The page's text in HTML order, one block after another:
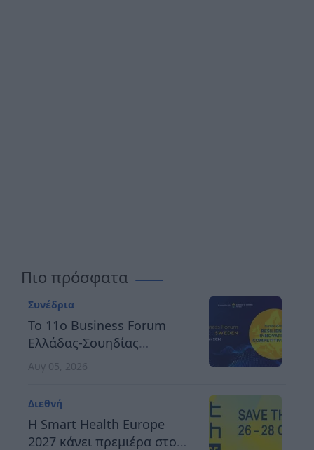
Πιο πρόσφατα
Συνέδρια
Το 11ο Business Forum
Ελλάδας-Σουηδίας
αναδεικνύει τον δρόμο
καινοτόμο και
ανταγωνιστική Ευρώπη
Αυγ 05, 2026
Διεθνή
H Smart Health Europe
2027 κάνει πρεμιέρα στο